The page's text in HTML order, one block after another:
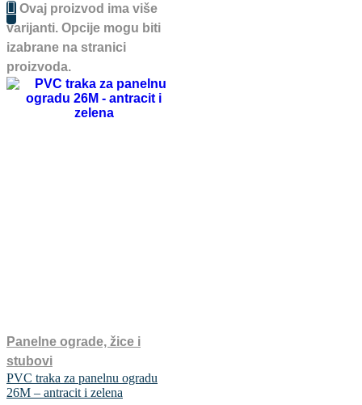
Ovaj proizvod ima više
varijanti. Opcije mogu biti
izabrane na stranici
proizvoda.
Panelne ograde, žice i
stubovi
PVC traka za panelnu ogradu
26M – antracit i zelena